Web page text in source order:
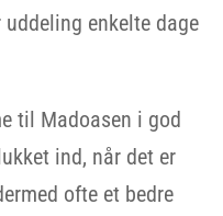
enkelte dage
til Madoasen i god
ind, når det er
ofte et bedre